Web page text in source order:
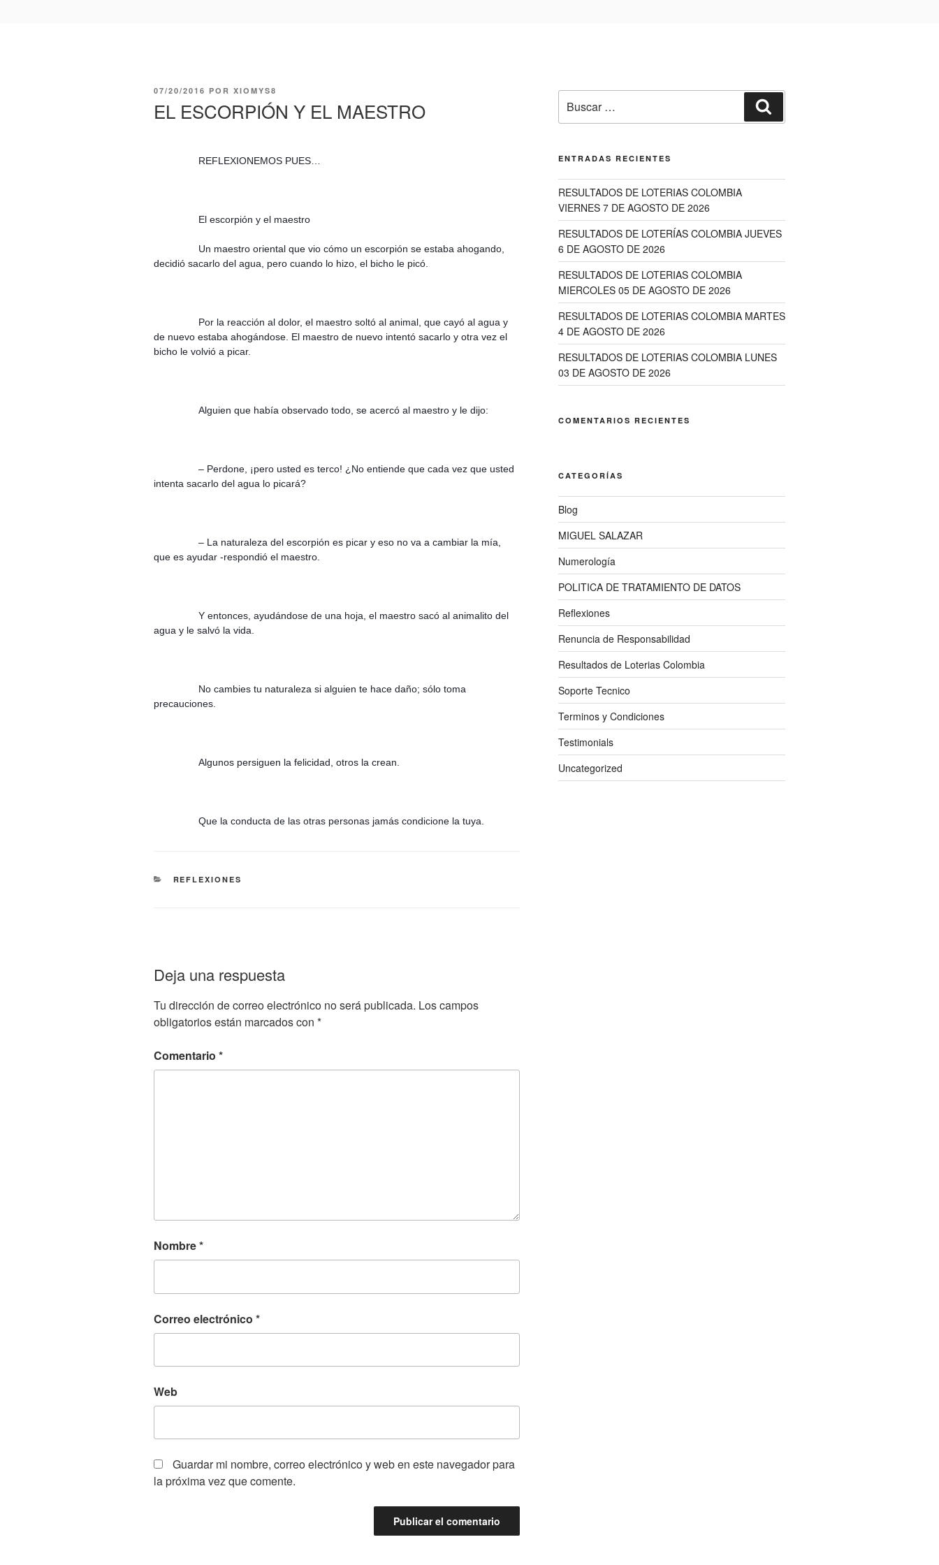
PUBLICADO
07/20/2016 POR XIOMYS8
EL ESCORPIÓN Y EL MAESTRO
REFLEXIONEMOS PUES…
El escorpión y el maestro
Un maestro oriental que vio cómo un escorpión se estaba ahogando,
decidió sacarlo del agua, pero cuando lo hizo, el bicho le picó.
Por la reacción al dolor, el maestro soltó al animal, que cayó al agua y
de nuevo estaba ahogándose. El maestro de nuevo intentó sacarlo y otra vez el
bicho le volvió a picar.
Alguien que había observado todo, se acercó al maestro y le dijo:
– Perdone, ¡pero usted es terco! ¿No entiende que cada vez que usted
intenta sacarlo del agua lo picará?
– La naturaleza del escorpión es picar y eso no va a cambiar la mía,
que es ayudar -respondió el maestro.
Y entonces, ayudándose de una hoja, el maestro sacó al animalito del
agua y le salvó la vida.
No cambies tu naturaleza si alguien te hace daño; sólo toma
precauciones.
Algunos persiguen la felicidad, otros la crean.
Que la conducta de las otras personas jamás condicione la tuya.
CATEGORÍAS
REFLEXIONES
Deja una respuesta
Tu dirección de correo electrónico no será publicada. Los campos
obligatorios están marcados con *
Comentario *
Nombre*
Correo electrónico *
Web
Guardar mi nombre, correo electrónico y web en este navegador para
la próxima vez que comente.
por:
ENTRADAS RECIENTES
RESULTADOS DE LOTERIAS COLOMBIA
VIERNES 7 DE AGOSTO DE 2026
RESULTADOS DE LOTERÍAS COLOMBIA JUEVES
6 DE AGOSTO DE 2026
RESULTADOS DE LOTERIAS COLOMBIA
MIERCOLES 05 DE AGOSTO DE 2026
RESULTADOS DE LOTERIAS COLOMBIA MARTES
4 DE AGOSTO DE 2026
RESULTADOS DE LOTERIAS COLOMBIA LUNES
03 DE AGOSTO DE 2026
COMENTARIOS RECIENTES
CATEGORÍAS
Blog
MIGUEL SALAZAR
Numerología
POLITICA DE TRATAMIENTO DE DATOS
Reflexiones
Renuncia de Responsabilidad
Resultados de Loterias Colombia
Soporte Tecnico
Terminos y Condiciones
Testimonials
Uncategorized